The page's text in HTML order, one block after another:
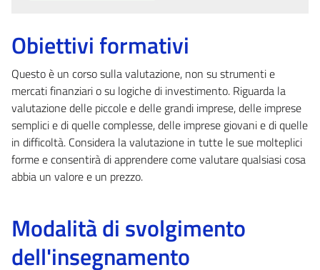
Obiettivi formativi
Questo è un corso sulla valutazione, non su strumenti e
mercati finanziari o su logiche di investimento. Riguarda la
valutazione delle piccole e delle grandi imprese, delle imprese
semplici e di quelle complesse, delle imprese giovani e di quelle
in difficoltà. Considera la valutazione in tutte le sue molteplici
forme e consentirà di apprendere come valutare qualsiasi cosa
abbia un valore e un prezzo.
Modalità di svolgimento
dell'insegnamento